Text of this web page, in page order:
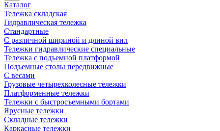
Каталог
Тележка складская
Гидравлическая тележка
Стандартные
С различной шириной и длиной вил
Тележки гидравлические специальные
Тележка с подъемной платформой
Подъемные столы передвижные
С весами
Грузовые четырехколесные тележки
Платформенные тележки
Тележки с быстросъемными бортами
Ярусные тележки
Складные тележки
Каркасные тележки